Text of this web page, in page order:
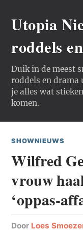
Utopia
roddels
Duik in de meest
roddels en drama
je alles wat
komen.
SHOWNIEUWS
Wilfred
vrouw
‘oppas-
door Loes